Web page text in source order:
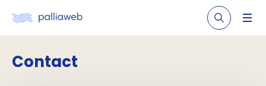
Contact